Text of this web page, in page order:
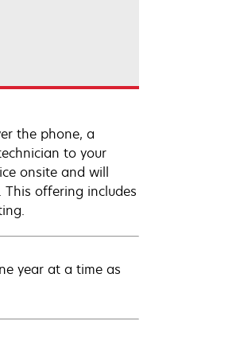
the phone, a
to your
onsite and will
offering includes
year at a time as